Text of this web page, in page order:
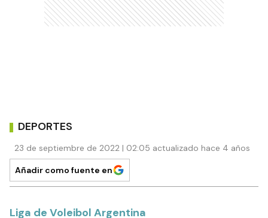
DEPORTES
23 de septiembre de 2022 | 02:05 actualizado hace 4 años
Añadir como fuente en
Liga de Voleibol Argentina